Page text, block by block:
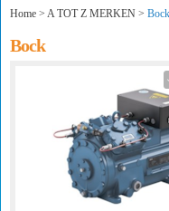
Home > A TOT Z MERKEN > Bock
Bock